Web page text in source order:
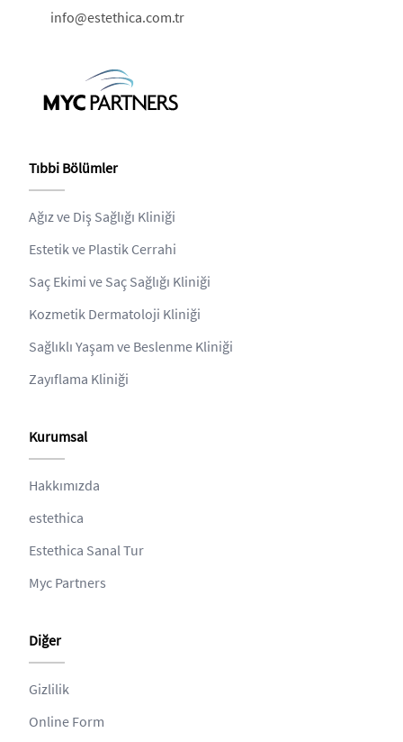
info@estethica.com.tr
Tıbbi Bölümler
Ağız ve Diş Sağlığı Kliniği
Estetik ve Plastik Cerrahi
Saç Ekimi ve Saç Sağlığı Kliniği
Kozmetik Dermatoloji Kliniği
Sağlıklı Yaşam ve Beslenme Kliniği
Zayıflama Kliniği
Kurumsal
Hakkımızda
estethica
Estethica Sanal Tur
Myc Partners
Diğer
Gizlilik
Online Form